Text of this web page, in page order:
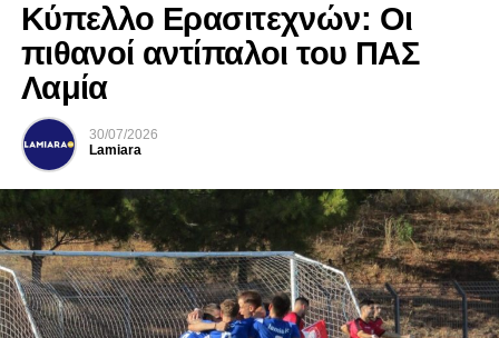
Κύπελλο Ερασιτεχνών: Οι
πιθανοί αντίπαλοι του ΠΑΣ
Λαμία
30/07/2026
Lamiara